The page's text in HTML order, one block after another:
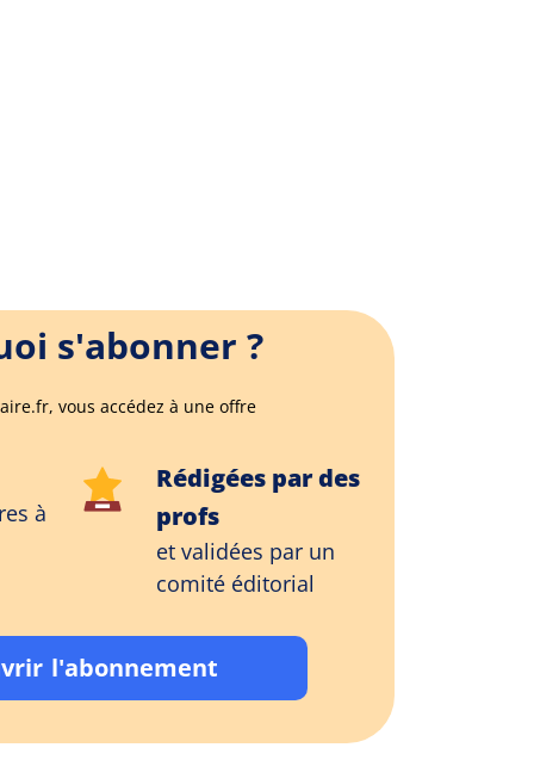
s'abonner ?
vous accédez à une offre
à
Rédigées par des
profs
et validées par un
comité éditorial
l'abonnement